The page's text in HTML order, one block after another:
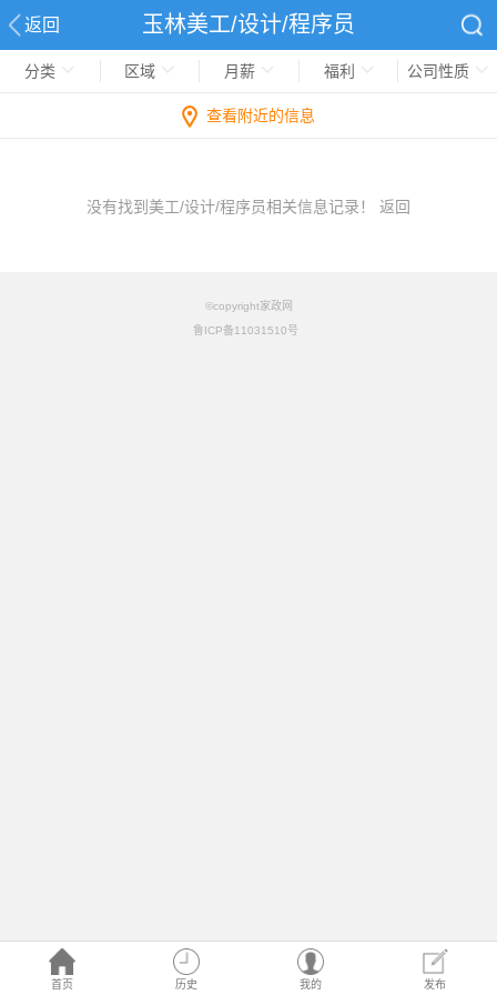
返回 玉林美工/设计/程序员
首页 历史 我的 发布
分类 区域 月薪 福利 公司性质
查看附近的信息
没有找到美工/设计/程序员相关信息记录！ 返回
©copyright家政网
鲁ICP备11031510号